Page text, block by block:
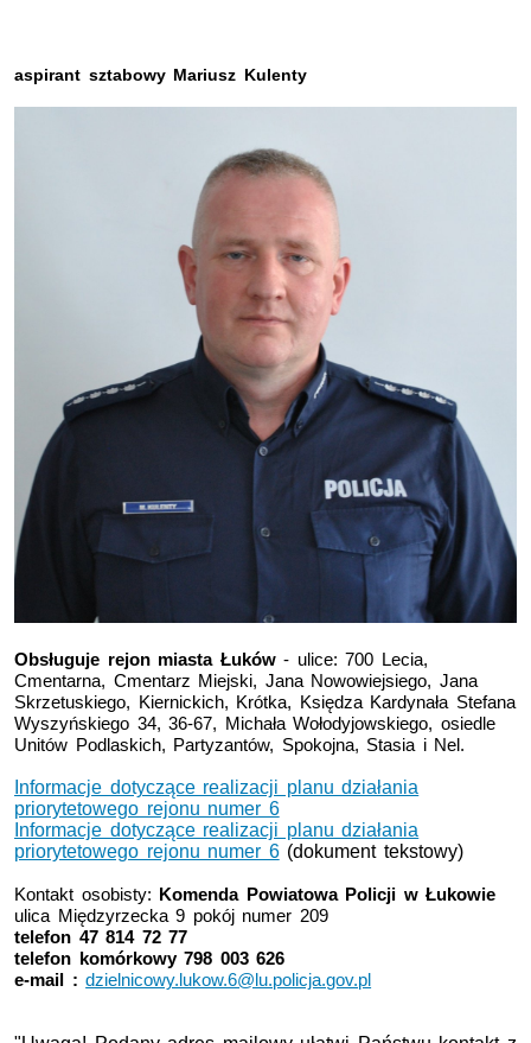
aspirant sztabowy Mariusz Kulenty
Obsługuje rejon miasta Łuków- ulice: 700 Lecia,
Cmentarna, Cmentarz Miejski, Jana Nowowiejsiego, Jana
Skrzetuskiego, Kiernickich, Krótka, Księdza Kardynała Stefana
Wyszyńskiego 34, 36-67, Michała Wołodyjowskiego, osiedle
Unitów Podlaskich, Partyzantów, Spokojna, Stasia i Nel.
Informacje dotyczące realizacji planu działania
priorytetowego rejonu numer 6
Informacje dotyczące realizacji planu działania
priorytetowego rejonu numer 6(dokument tekstowy)
Kontakt osobisty: Komenda Powiatowa Policji w Łukowie
ulica Międzyrzecka 9 pokój numer 209
telefon 47 814 72 77
telefon komórkowy 798 003 626
e-mail :dzielnicowy.lukow.6@lu.policja.gov.pl